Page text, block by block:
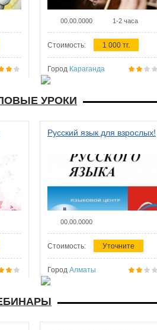
00.00.0000 1-2 часа
Стоимость: 1 000 тг.
Город Караганда
УРОКИ
Русский язык для взрослых!
00.00.0000
Стоимость: Уточните
Город Алматы